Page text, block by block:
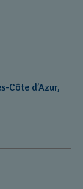
Côte d’Azur,